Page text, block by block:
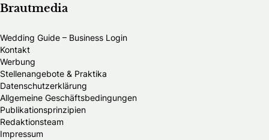
Brautmedia
Wedding Guide – Business Login
Kontakt
Werbung
Stellenangebote & Praktika
Datenschutzerklärung
Allgemeine Geschäftsbedingungen
Publikationsprinzipien
Redaktionsteam
Impressum